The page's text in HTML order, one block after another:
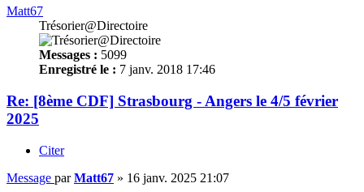
Matt67
Trésorier@Directoire
Messages : 5099
Enregistré le : 7 janv. 2018 17:46
Re: [8ème CDF] Strasbourg - Angers le 4/5 février
2025
Citer
Message parMatt67 » 16 janv. 2025 21:07